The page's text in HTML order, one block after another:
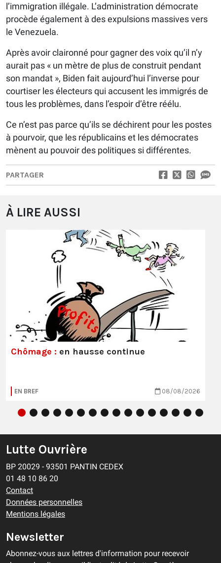
l’immigration illégale. L’administration démocrate
procède également à des expulsions massives vers
le Venezuela.
Après avoir claironné pour gagner des voix qu’il n’y
aurait pas « un mètre de plus de construit pendant
son mandat », Biden fait aujourd’hui l’inverse pour
courtiser les électeurs qui accusent les immigrés de
tous les problèmes, dans l’espoir d’être réélu.
Ce n’est pas parce qu’ils se déchirent pour les postes
à pourvoir, que les républicains et les démocrates
mènent au pouvoir des politiques si différentes.
PARTAGER
À LIRE AUSSI
Chômage : en hausse continue
EN BREF 08/08/2026
Lutte Ouvrière
BP 20029 - 93501 PANTIN CEDEX
01 48 10 86 20
Contact
Données personnelles
Mentions légales
Newsletter
Abonnez-vous aux lettres d'information pour recevoir